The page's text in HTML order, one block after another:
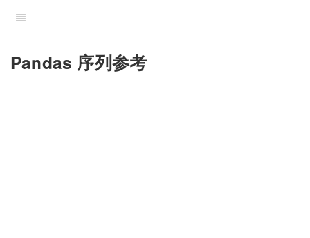
Pandas 序列参考